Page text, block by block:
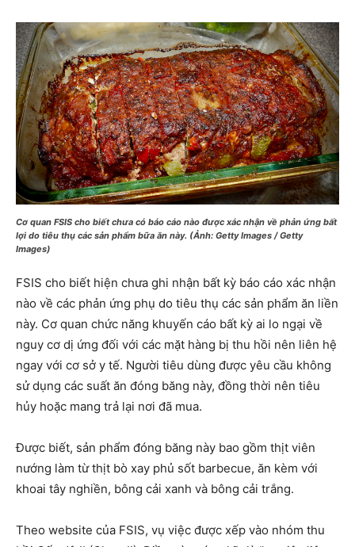
Cơ quan FSIS cho biết chưa có báo cáo nào được xác nhận về phản ứng bất
lợi do tiêu thụ các sản phẩm bữa ăn này. (Ảnh: Getty Images / Getty
Images)
FSIS cho biết hiện chưa ghi nhận bất kỳ báo cáo xác nhận
nào về các phản ứng phụ do tiêu thụ các sản phẩm ăn liền
này. Cơ quan chức năng khuyến cáo bất kỳ ai lo ngại về
nguy cơ dị ứng đối với các mặt hàng bị thu hồi nên liên hệ
ngay với cơ sở y tế. Người tiêu dùng được yêu cầu không
sử dụng các suất ăn đóng băng này, đồng thời nên tiêu
hủy hoặc mang trả lại nơi đã mua.
Được biết, sản phẩm đóng băng này bao gồm thịt viên
nướng làm từ thịt bò xay phủ sốt barbecue, ăn kèm với
khoai tây nghiền, bông cải xanh và bông cải trắng.
Theo website của FSIS, vụ việc được xếp vào nhóm thu